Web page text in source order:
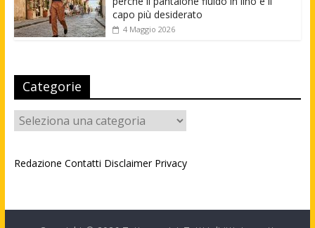
capo più desiderato
4 Maggio 2026
Categorie
Categorie
Redazione Contatti Disclaimer Privacy